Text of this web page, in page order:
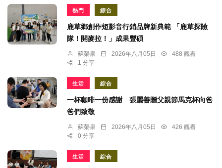
熱門 綜合
鹿草鄉創作短影音行銷品牌新典範 「鹿草探險
隊！開麥拉！」成果豐碩
蘇榮泉 2026年八月05日
488 觀看
1 分享
生活 綜合
一杯咖啡一份感謝 張麗善贈父親節馬克杯向爸
爸們致敬
蘇榮泉 2026年八月05日
426 觀看
0 分享
生活 綜合